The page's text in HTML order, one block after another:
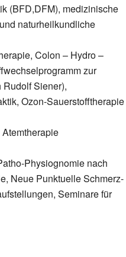
(BFD,DFM), medizinische
naturheilkundliche
Colon – Hydro –
zur
Siener),
Ozon-Sauerstofftherapie
Physiognomie nach
Neue Punktuelle Schmerz-
Seminare für